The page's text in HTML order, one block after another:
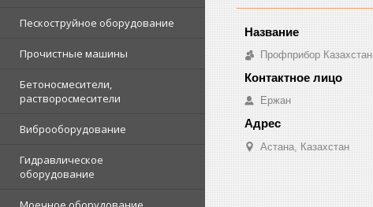
Пескоструйное оборудование
Прочистные машины
Бетоносмесители,
растворосмесители
Виброоборудование
Гидравлическое
оборудование
Профприбор Казахстан
Ержан
Астана, Казахстан